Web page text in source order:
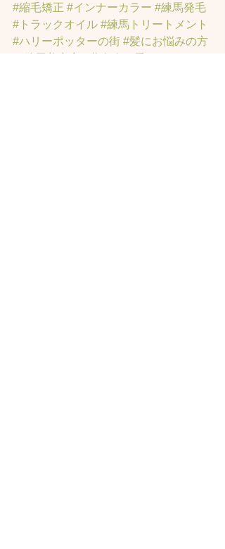
#縮毛矯正 #インナーカラー #練馬発毛
#トラックオイル #練馬トリートメント
#ハリーポッターの街 #髪にお悩みの方